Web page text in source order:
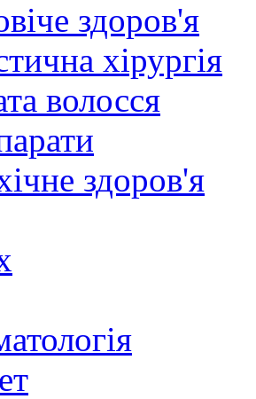
здоров'я
хірургія
волосся
здоров'я